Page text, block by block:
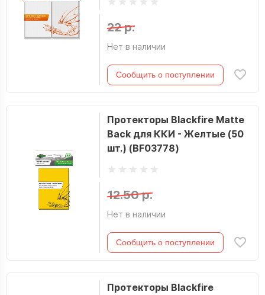
22 р.
Нет в наличии
Сообщить о поступлении
Протекторы Blackfire Matte
Back для ККИ - Желтые (50
шт.) (BF03778)
12.50 р.
Нет в наличии
Сообщить о поступлении
Протекторы Blackfire